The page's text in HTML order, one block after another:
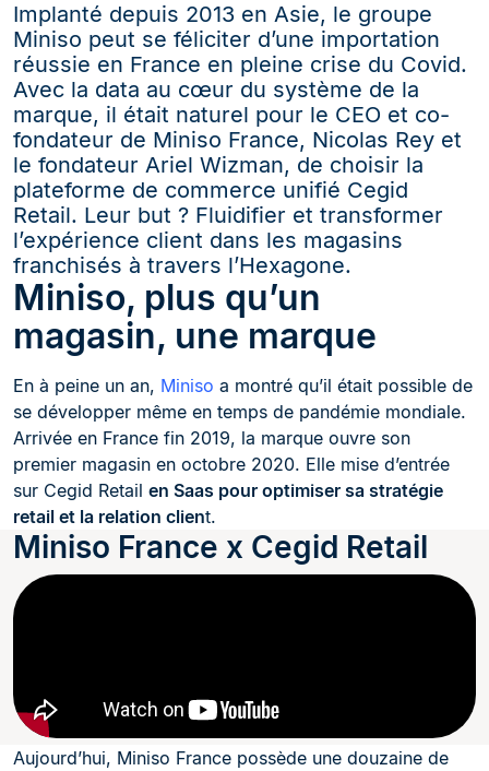
Implanté depuis 2013 en Asie, le groupe
Miniso peut se féliciter d’une importation
réussie en France en pleine crise du Covid.
Avec la data au cœur du système de la
marque, il était naturel pour le CEO et co-
fondateur de Miniso France, Nicolas Rey et
le fondateur Ariel Wizman, de choisir la
plateforme de commerce unifié Cegid
Retail. Leur but ? Fluidifier et transformer
l’expérience client dans les magasins
franchisés à travers l’Hexagone.
Miniso, plus qu’un
magasin, une marque
En à peine un an, Miniso a montré qu’il était possible de
se développer même en temps de pandémie mondiale.
Arrivée en France fin 2019, la marque ouvre son
premier magasin en octobre 2020. Elle mise d’entrée
sur Cegid Retail en Saas pour optimiser sa stratégie
retail et la relation client.
Miniso France x Cegid Retail
Aujourd’hui, Miniso France possède une douzaine de